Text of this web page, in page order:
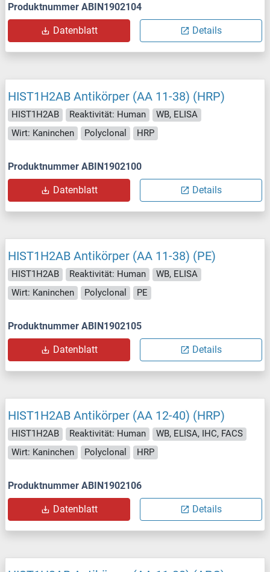
Produktnummer ABIN1902104
Datenblatt Details
HIST1H2AB Antikörper (AA 11-38) (HRP)
HIST1H2AB Reaktivität: Human
WB, ELISA
Wirt: Kaninchen
Polyclonal HRP
Produktnummer ABIN1902100
Datenblatt Details
HIST1H2AB Antikörper (AA 11-38) (PE)
HIST1H2AB Reaktivität: Human
WB, ELISA
Wirt: Kaninchen
Polyclonal PE
Produktnummer ABIN1902105
Datenblatt Details
HIST1H2AB Antikörper (AA 12-40) (HRP)
HIST1H2AB Reaktivität: Human
WB, ELISA, IHC, FACS
Wirt: Kaninchen
Polyclonal HRP
Produktnummer ABIN1902106
Datenblatt Details